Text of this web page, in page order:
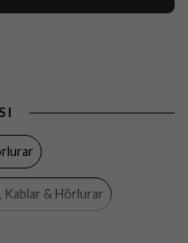
TC3GAN65WEVOWH
8021735202301
I
Kablar & Hörlurar
& Hörlurar